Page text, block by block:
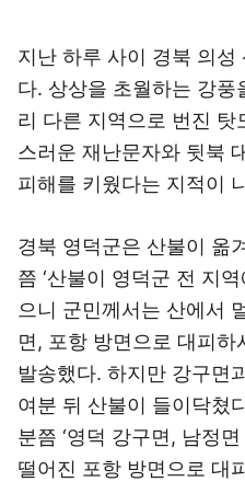
지난 하루 사이 경북 의
다. 상상을 초월하는 강
리 다른 지역으로 번진
스러운 재난문자와 뒷북
피해를 키웠다는 지적이
경북 영덕군은 산불이 옮
쯤 ‘산불이 영덕군 전 지
으니 군민께서는 산에서
면, 포항 방면으로 대피하
발송했다. 하지만 강구면
여분 뒤 산불이 들이닥쳤
분쯤 ‘영덕 강구면, 남정
떨어진 포항 방면으로 대